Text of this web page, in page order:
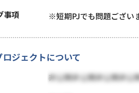
事項
※短期PJでも問題ござい
ジェクトについて
非公開非公開非公開非公